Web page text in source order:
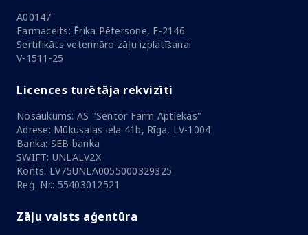
A00147
Farmaceits: Ērika Pētersone, F-2146
Sertifikāts veterināro zāļu izplatīšanai
V-1511-25
Licences turētāja rekvizīti
Nosaukums: AS "Sentor Farm Aptiekas"
Adrese: Mūkusalas iela 41b, Rīga, LV-1004
Banka: SEB banka
SWIFT: UNLALV2X
Konts: LV75UNLA0055000329325
Reģ. Nr.: 55403012521
Zāļu valsts aģentūra